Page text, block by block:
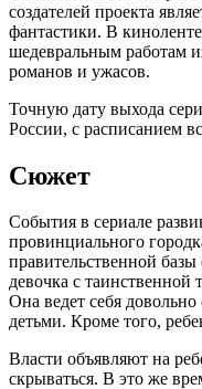
создателей проекта
фантастики. В
шедевральным работам
романов и ужасов.
Точную дату выхода
России, с расписанием
Сюжет
События в сериале
провинциального
правительственной
девочка с таинственной
Она ведет себя
детьми. Кроме того,
Власти объявляют на
скрываться. В это же